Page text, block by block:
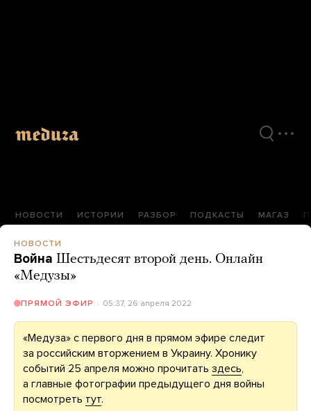
НОВОСТИ ИСТОРИИ РАЗБОР ПОДКАСТЫ МАГАЗ
НОВОСТИ
Война Шестьдесят второй день. Онлайн
«Медузы»
ПРЯМОЙ ЭФИР 05:37, 26 апреля 2022
«Медуза» с первого дня в прямом эфире следит
за российским вторжением в Украину. Хронику
событий 25 апреля можно прочитать здесь,
а главные фотографии предыдущего дня войны
посмотреть тут.